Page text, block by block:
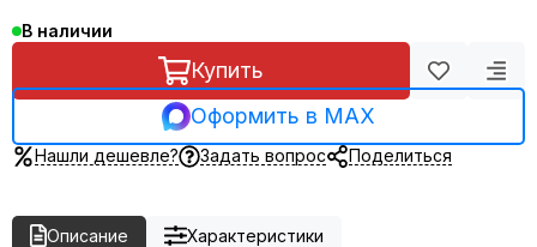
В наличии
Купить
Оформить в MAX
Нашли дешевле? Задать вопрос Поделиться
Описание
Характеристики